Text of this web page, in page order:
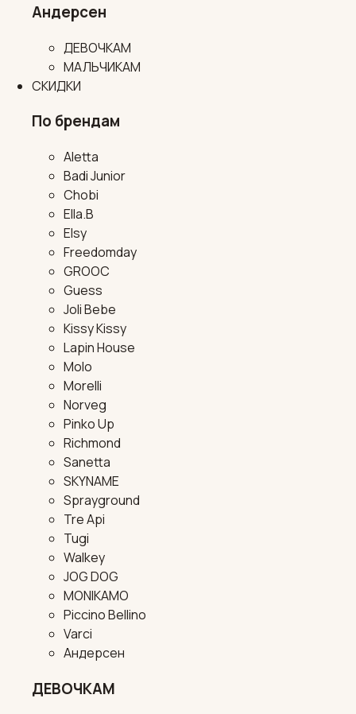
Андерсен
ДЕВОЧКАМ
МАЛЬЧИКАМ
СКИДКИ
По брендам
Aletta
Badi Junior
Chobi
Ella.B
Elsy
Freedomday
GROOC
Guess
Joli Bebe
Kissy Kissy
Lapin House
Molo
Morelli
Norveg
Pinko Up
Richmond
Sanetta
SKYNAME
Sprayground
Tre Api
Tugi
Walkey
JOG DOG
MONIKAMO
Piccino Bellino
Varci
Андерсен
ДЕВОЧКАМ